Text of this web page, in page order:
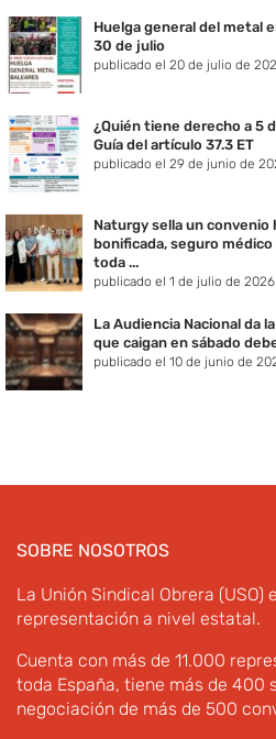
Huelga general del metal
30 de julio
publicado el 20 de julio de
¿Quién tiene derecho a 5
Guía del artículo 37.3 ET
publicado el 29 de junio de
Naturgy sella un
bonificada, seguro
toda ...
publicado el 1 de julio de 2026
La Audiencia Nacional da
que caigan en sábado
publicado el 10 de junio de
SOBRE NOSOTROS
La Unión Sindical Obrera
representación a nivel estatal.
Cuenta con más de 11.000
toda España, tiene más de 400
negociación de más de 500